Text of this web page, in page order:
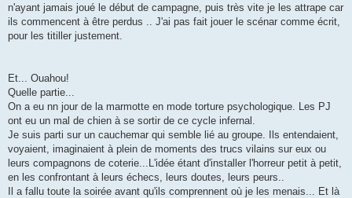
n'ayant jamais joué le début de campagne, puis très vite je les attrape car
ils commencent à être perdus .. J'ai pas fait jouer le scénar comme écrit,
pour les titiller justement.
Et... Ouahou!
Quelle partie...
On a eu nn jour de la marmotte en mode torture psychologique. Les PJ
ont eu un mal de chien à se sortir de ce cycle infernal.
Je suis parti sur un cauchemar qui semble lié au groupe. Ils entendaient,
voyaient, imaginaient à plein de moments des trucs vilains sur eux ou
leurs compagnons de coterie...L'idée étant d'installer l'horreur petit à petit,
en les confrontant à leurs échecs, leurs doutes, leurs peurs..
Il a fallu toute la soirée avant qu'ils comprennent où je les menais... Et là